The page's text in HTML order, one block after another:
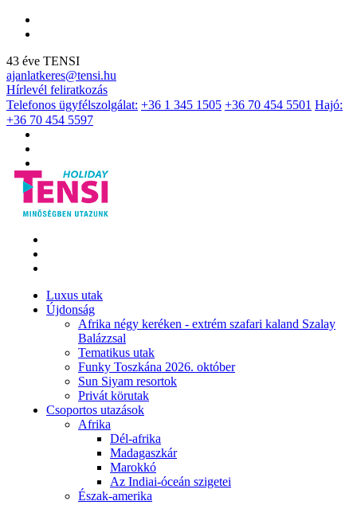
43 éve TENSI
ajanlatkeres@tensi.hu
Hírlevél feliratkozás
Telefonos ügyfélszolgálat: +36 1 345 1505 +36 70 454 5501 Hajó:
+36 70 454 5597
Luxus utak
Újdonság
Afrika négy keréken - extrém szafari kaland Szalay
Balázzsal
Tematikus utak
Funky Toszkána 2026. október
Sun Siyam resortok
Privát körutak
Csoportos utazások
Afrika
Dél-afrika
Madagaszkár
Marokkó
Az Indiai-óceán szigetei
Észak-amerika